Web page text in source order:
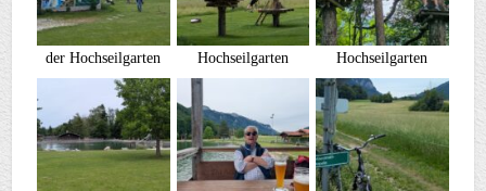
der Hochseilgarten Hochseilgarten Hochseilgarten